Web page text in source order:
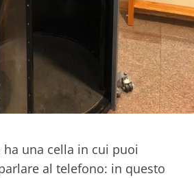
una cella in cui puoi
al telefono: in questo